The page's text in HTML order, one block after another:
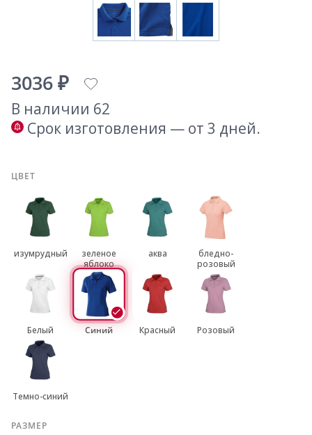
3036 ₽
В наличии 62
Срок изготовления — от 3 дней.
ЦВЕТ
изумрудный
зеленое
яблоко
аква
бледно-
розовый
Белый Синий Красный Розовый
Темно-синий
РАЗМЕР